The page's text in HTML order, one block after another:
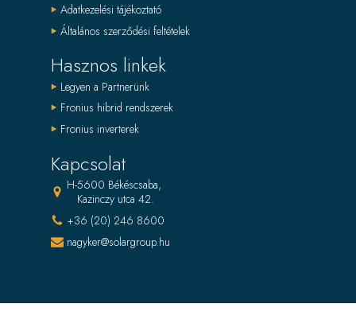
Adatkezelési tájékoztató
Általános szerződési feltételek
Hasznos linkek
Legyen a Partnerünk
Fronius hibrid rendszerek
Fronius inverterek
Kapcsolat
H-5600 Békéscsaba,
Kazinczy utca 42.
+36 (20) 246 8600
nagyker@solargroup.hu